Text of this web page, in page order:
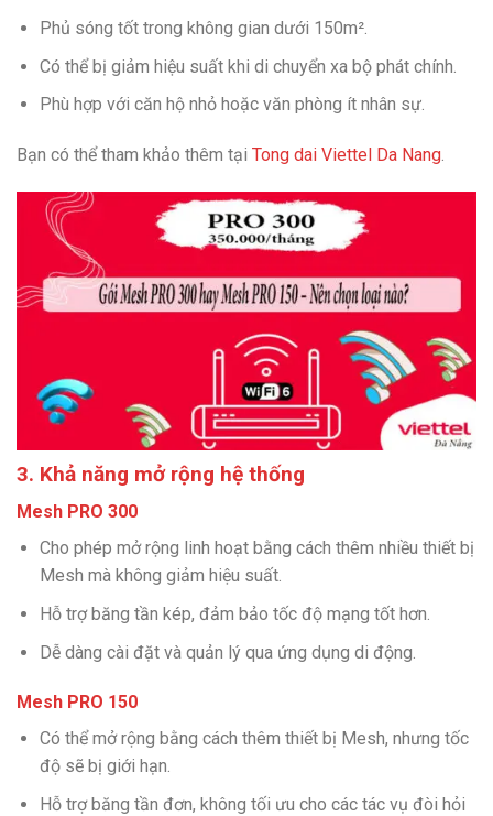
Phủ sóng tốt trong không gian dưới 150m².
Có thể bị giảm hiệu suất khi di chuyển xa bộ phát chính.
Phù hợp với căn hộ nhỏ hoặc văn phòng ít nhân sự.
Bạn có thể tham khảo thêm tại Tong dai Viettel Da Nang.
3. Khả năng mở rộng hệ thống
Mesh PRO 300
Cho phép mở rộng linh hoạt bằng cách thêm nhiều thiết bị
Mesh mà không giảm hiệu suất.
Hỗ trợ băng tần kép, đảm bảo tốc độ mạng tốt hơn.
Dễ dàng cài đặt và quản lý qua ứng dụng di động.
Mesh PRO 150
Có thể mở rộng bằng cách thêm thiết bị Mesh, nhưng tốc
độ sẽ bị giới hạn.
Hỗ trợ băng tần đơn, không tối ưu cho các tác vụ đòi hỏi